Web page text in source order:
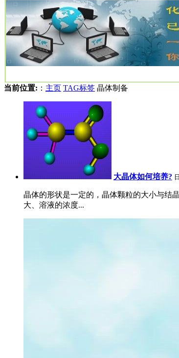
W
当前位置: ： 主页 TAG标签 晶体制备
大晶体如何培养?
晶体的形状是一定的，晶体颗粒的大小与结
大、溶液的浓度...